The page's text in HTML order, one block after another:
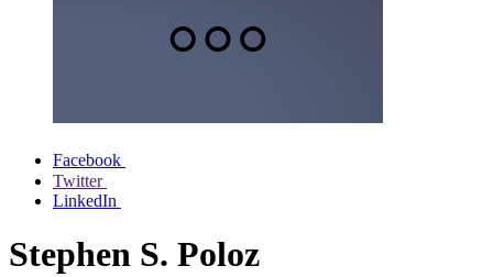
Facebook
Twitter
LinkedIn
Stephen S. Poloz